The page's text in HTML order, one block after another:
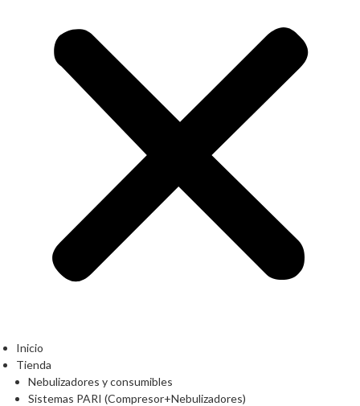
Inicio
Tienda
Nebulizadores y consumibles
Sistemas PARI (Compresor+Nebulizadores)